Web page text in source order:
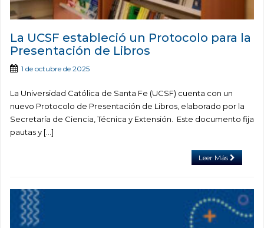
La UCSF estableció un Protocolo para la
Presentación de Libros
1 de octubre de 2025
La Universidad Católica de Santa Fe (UCSF) cuenta con un
nuevo Protocolo de Presentación de Libros, elaborado por la
Secretaría de Ciencia, Técnica y Extensión. Este documento fija
pautas y […]
Leer Más